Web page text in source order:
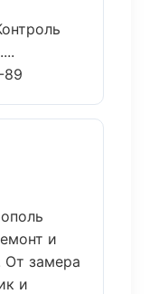
89
и
От замера
и